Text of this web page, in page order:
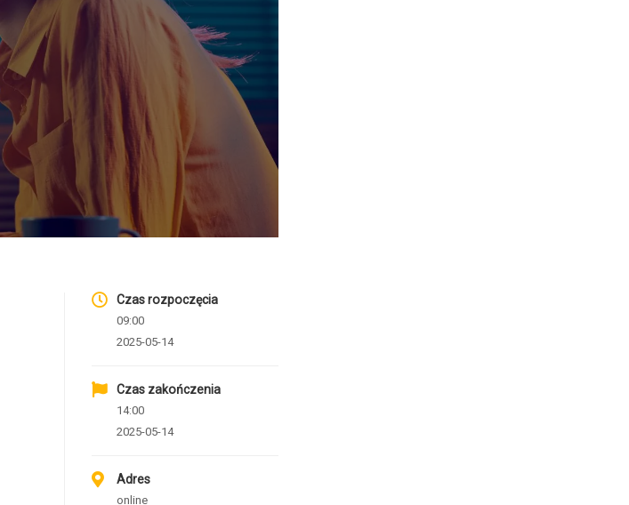
Czas rozpoczęcia
09:00
2025-05-14
Czas zakończenia
14:00
2025-05-14
Adres
online